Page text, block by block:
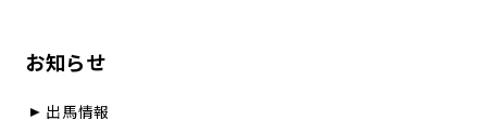
お知らせ
出馬情報